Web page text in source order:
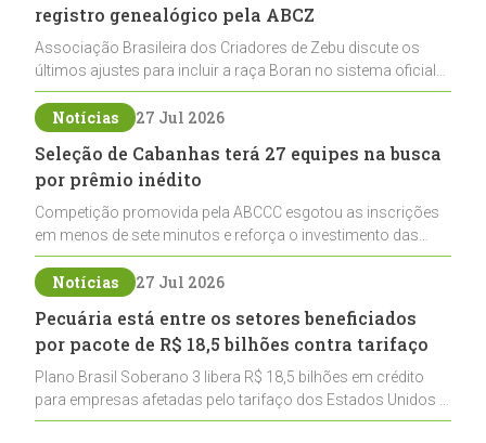
registro genealógico pela ABCZ
Associação Brasileira dos Criadores de Zebu discute os
últimos ajustes para incluir a raça Boran no sistema oficial
de registros, abrindo caminho para sua expansão na
pecuária nacional
Notícias 27 Jul 2026
Seleção de Cabanhas terá 27 equipes na busca
por prêmio inédito
Competição promovida pela ABCCC esgotou as inscrições
em menos de sete minutos e reforça o investimento das
cabanhas na seleção genética de Cavalos Crioulos voltados
ao laço
Notícias 27 Jul 2026
Pecuária está entre os setores beneficiados
por pacote de R$ 18,5 bilhões contra tarifaço
Plano Brasil Soberano 3 libera R$ 18,5 bilhões em crédito
para empresas afetadas pelo tarifaço dos Estados Unidos e
inclui a pecuária entre os setores estratégicos